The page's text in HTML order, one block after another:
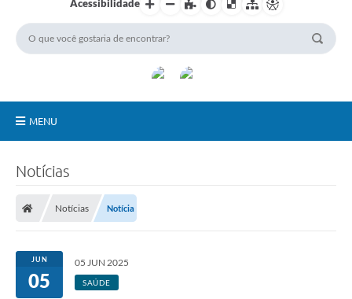
Acessibilidade
MENU
Serviços Públicos
Carta de Serviços
Notícias
Notícias Notícia
JUN
05
05 JUN 2025
SAÚDE